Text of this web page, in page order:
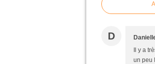
D
Il y a
un peu